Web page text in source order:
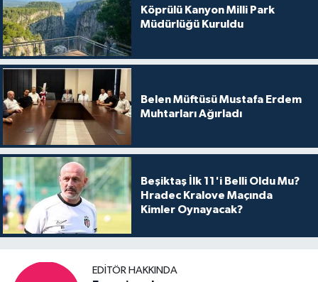
Köprülü Kanyon Milli Park
Müdürlüğü Kuruldu
Belen Müftüsü Mustafa Erdem
Muhtarları Ağırladı
Beşiktaş İlk 11'i Belli Oldu Mu?
Hradec Kralove Maçında
Kimler Oynayacak?
EDITÖR HAKKINDA